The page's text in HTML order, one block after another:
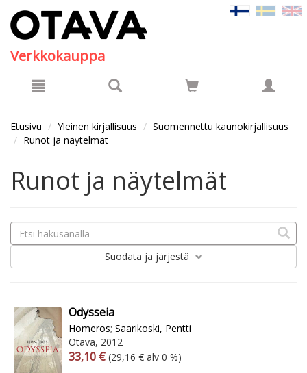
Verkkokauppa
Etusivu Yleinen kirjallisuus
Suomennettu kaunokirjallisuus
Runot ja näytelmät
Runot ja näytelmät
Suodata ja järjestä
Odysseia
Homeros; Saarikoski, Pentti
Otava, 2012
Arvonlisäverollinen hinta
33,10 € Arvonlisäveroton hinta
(29,16 € alv 0 %)